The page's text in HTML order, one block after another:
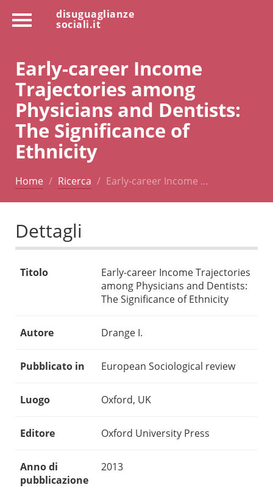
disuguaglianze
sociali.it
Early-career Income
Trajectories among
Physicians and Dentists:
The Significance of
Ethnicity
Home Ricerca Early-career Income …
Dettagli
Titolo
Early-career Income Trajectories
among Physicians and Dentists:
The Significance of Ethnicity
Autore Drange I.
Pubblicato in European Sociological review
Luogo Oxford, UK
Editore Oxford University Press
Anno di
pubblicazione
2013